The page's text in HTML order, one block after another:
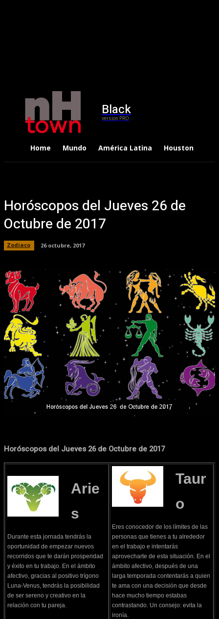
Black
version PRO
Home Mundo América Latina Houston
Horóscopos del Jueves 26 de
Octubre de 2017
Zodiaco 26 octubre, 2017
Facebook WhatsApp
Horóscopos del Jueves 26 de Octubre de 2017
Arie
s
Durante esta jornada tendrás la
oportunidad de empezar nuevos
recorridos que te darán prosperidad
y éxito en tu trabajo. En el ámbito
afectivo, gracias al positivo trígono
Luna-Venus, tendrás la posibilidad
de ser sereno y creativo en la
relación con tu pareja.
Taur
o
Eres conocedor de los límites de las
personas que tienes a tu alrededor
en el trabajo e intentarás
aprovecharte de esta situación. En el
ámbito afectivo, después de una
larga temporada contentarás a quien
te ama con una decisión que desde
hace mucho tiempo estabas
contrastando. Un consejo: evita la
ironía.